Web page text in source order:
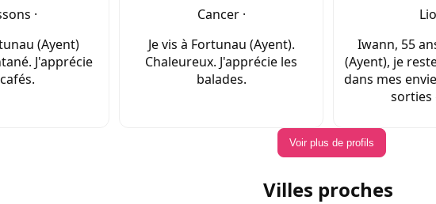
·
(Ayent)
J'apprécie
Cancer ·
Je vis à Fortunau (Ayent).
Chaleureux. J'apprécie les
balades.
Iwann, 55
(Ayent), je
dans mes
sorties
Voir plus de profils
Villes proches